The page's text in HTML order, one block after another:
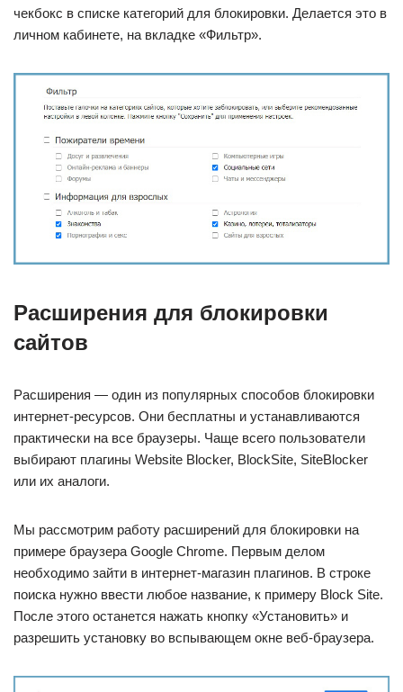
чекбокс в списке категорий для блокировки. Делается это в
личном кабинете, на вкладке «Фильтр».
Расширения для блокировки
сайтов
Расширения — один из популярных способов блокировки
интернет-ресурсов. Они бесплатны и устанавливаются
практически на все браузеры. Чаще всего пользователи
выбирают плагины Website Blocker, BlockSite, SiteBlocker
или их аналоги.
Мы рассмотрим работу расширений для блокировки на
примере браузера Google Chrome. Первым делом
необходимо зайти в интернет-магазин плагинов. В строке
поиска нужно ввести любое название, к примеру Block Site.
После этого останется нажать кнопку «Установить» и
разрешить установку во вспывающем окне веб-браузера.